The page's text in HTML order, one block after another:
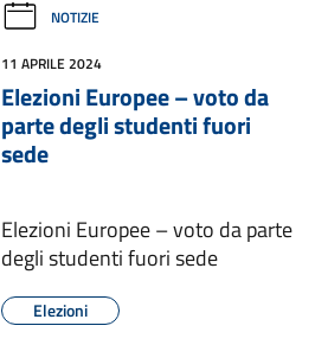
NOTIZIE
11 APRILE 2024
Elezioni Europee – voto da
parte degli studenti fuori
sede
Elezioni Europee – voto da parte
degli studenti fuori sede
Elezioni